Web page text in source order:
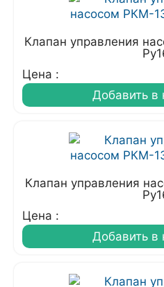
Клапан управления
Цена :
Добавить в
Клапан управления
Цена :
Добавить в